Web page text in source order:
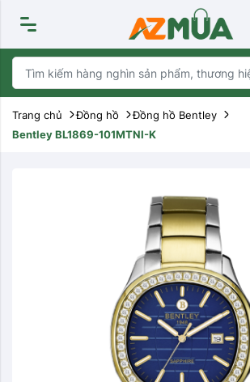
Trang chủ Đồng hồ
Đồng hồ Bentley
Bentley BL1869-101MTNI-K